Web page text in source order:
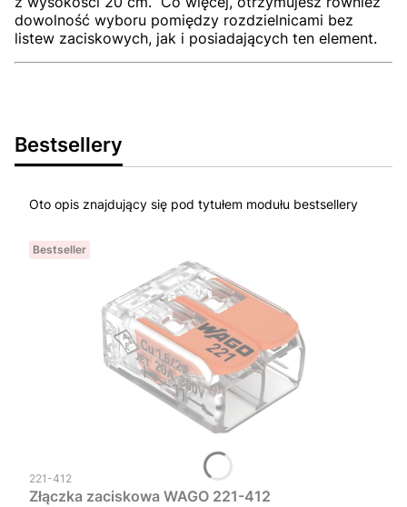
dowolność wyboru pomiędzy rozdzielnicami bez
listew zaciskowych, jak i posiadających ten element.
Bestsellery
Oto opis znajdujący się pod tytułem modułu bestsellery
Bestseller
Kod produktu
221-412
Złączka zaciskowa WAGO 221-412